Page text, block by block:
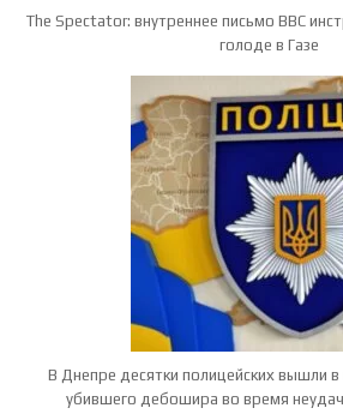
The Spectator: внутреннее письмо BBC
голоде в Газе
В Днепре десятки полицейских вышли
убившего дебошира во время